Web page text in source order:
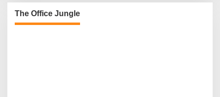
The Office Jungle